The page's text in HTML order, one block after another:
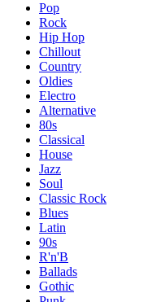
Pop
Rock
Hip Hop
Chillout
Country
Oldies
Electro
Alternative
80s
Classical
House
Jazz
Soul
Classic Rock
Blues
Latin
90s
R'n'B
Ballads
Gothic